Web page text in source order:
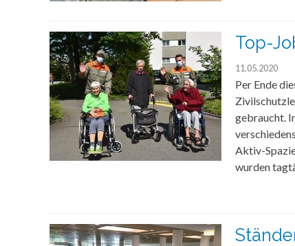
Top-
11.05.2020
Per Ende
gebraucht.
Aktiv-
wurden